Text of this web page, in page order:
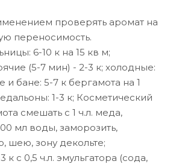
проверять аромат на
переносимость.
6-10 к на 15 кв м;
(5-7 мин) - 2-3 к; холодные:
и бане: 5-7 к бергамота на 1
1-3 к; Косметический
смешать с 1 ч.л. меда,
мл воды, заморозить,
шею, зону декольте;
к с 0,5 ч.л. эмульгатора (сода,